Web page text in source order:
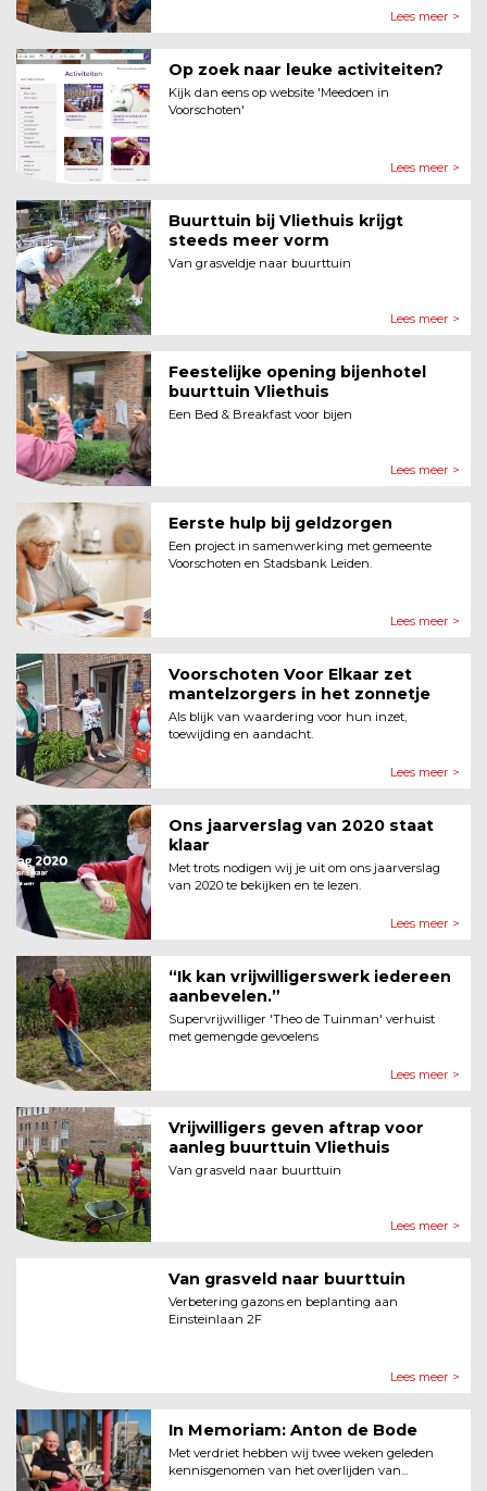
Lees meer >
Op zoek naar leuke activiteiten?
Kijk dan eens op website 'Meedoen in
Voorschoten'
Lees meer >
Buurttuin bij Vliethuis krijgt
steeds meer vorm
Van grasveldje naar buurttuin
Lees meer >
Feestelijke opening bijenhotel
buurttuin Vliethuis
Een Bed & Breakfast voor bijen
Lees meer >
Eerste hulp bij geldzorgen
Een project in samenwerking met gemeente
Voorschoten en Stadsbank Leiden.
Lees meer >
Voorschoten Voor Elkaar zet
mantelzorgers in het zonnetje
Als blijk van waardering voor hun inzet,
toewijding en aandacht.
Lees meer >
Ons jaarverslag van 2020 staat
klaar
Met trots nodigen wij je uit om ons jaarverslag
van 2020 te bekijken en te lezen.
Lees meer >
“Ik kan vrijwilligerswerk iedereen
aanbevelen.”
Supervrijwilliger 'Theo de Tuinman' verhuist
met gemengde gevoelens
Lees meer >
Vrijwilligers geven aftrap voor
aanleg buurttuin Vliethuis
Van grasveld naar buurttuin
Lees meer >
Van grasveld naar buurttuin
Verbetering gazons en beplanting aan
Einsteinlaan 2F
Lees meer >
In Memoriam: Anton de Bode
Met verdriet hebben wij twee weken geleden
kennisgenomen van het overlijden van...